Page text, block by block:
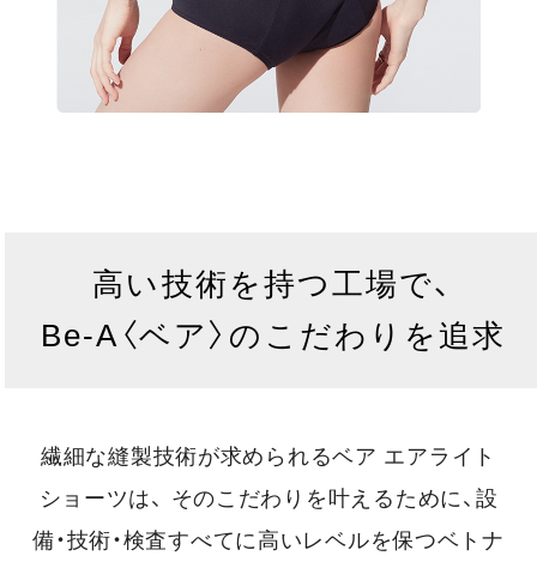
高い技術を持つ工場で、
Be-A〈ベア〉のこだわりを追求
繊細な縫製技術が求められるベア エアライト
ショーツは、
そのこだわりを叶えるために、設
備・技術・検査すべてに高いレベルを保つベトナ